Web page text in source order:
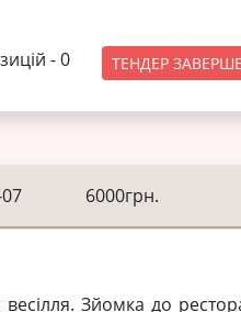
-0 ТЕНДЕР
6000грн.
Зйомка до